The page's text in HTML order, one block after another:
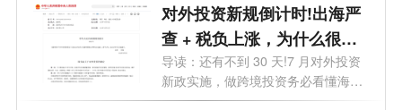
对外投资新规倒计时!出海严
查 + 税负上涨，为什么很多
老板都把 ODI备案落在海
南？
导读：还有不到 30 天!7 月对外投资
新政实施，做跨境投资务必看懂海南
政策...